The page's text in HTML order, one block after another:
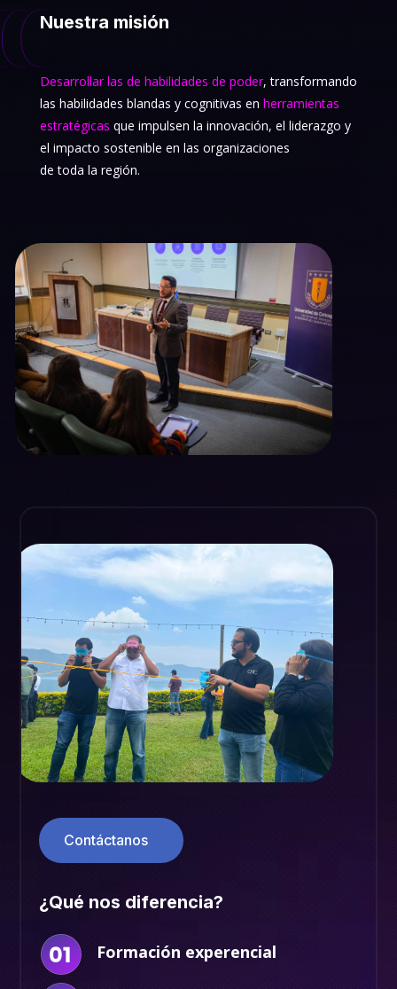
Nuestra misión
Desarrollar las de habilidades de poder, transformando
las habilidades blandas y cognitivas en herramientas
estratégicas que impulsen la innovación, el liderazgo y
el impacto sostenible en las organizaciones
de toda la región.
Contáctanos
¿Qué nos diferencia?
Formación experencial